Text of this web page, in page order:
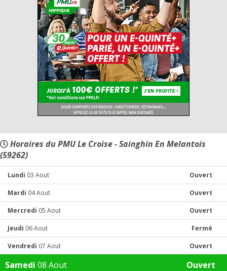
Horaires du PMU Le Croise - Sainghin En Melantois
(59262)
Lundi 03 Aout Ouvert
Mardi 04 Aout Ouvert
Mercredi 05 Aout Ouvert
Jeudi 06 Aout Fermé
Vendredi 07 Aout Ouvert
Samedi 08 Aout Ouvert